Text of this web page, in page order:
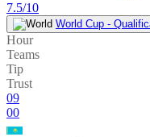
7.5/10
World Cup -
Hour
Teams
Tip
Trust
09
00